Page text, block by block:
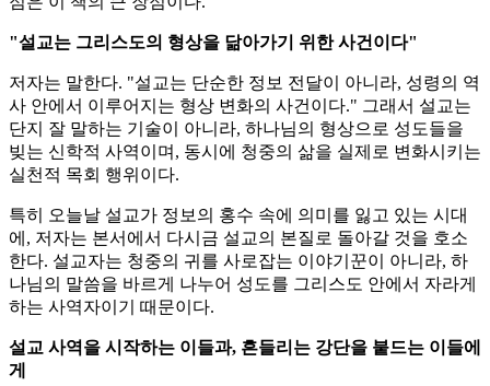
"설교는 그리스도의 형상을 닮아가기 위한 사건이다"
저자는 말한다. "설교는 단순한 정보 전달이 아니라, 성령의 역
사 안에서 이루어지는 형상 변화의 사건이다." 그래서 설교는
단지 잘 말하는 기술이 아니라, 하나님의 형상으로 성도들을
빚는 신학적 사역이며, 동시에 청중의 삶을 실제로 변화시키는
실천적 목회 행위이다.
특히 오늘날 설교가 정보의 홍수 속에 의미를 잃고 있는 시대
에, 저자는 본서에서 다시금 설교의 본질로 돌아갈 것을 호소
한다. 설교자는 청중의 귀를 사로잡는 이야기꾼이 아니라, 하
나님의 말씀을 바르게 나누어 성도를 그리스도 안에서 자라게
하는 사역자이기 때문이다.
설교 사역을 시작하는 이들과, 흔들리는 강단을 붙드는 이들에
게